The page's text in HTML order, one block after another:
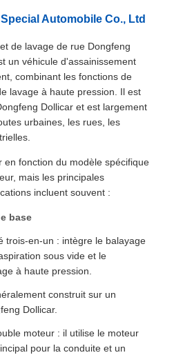
Automobile Co., Ltd
de lavage de rue Dongfeng
un véhicule d'assainissement
combinant les fonctions de
lavage à haute pression. Il est
Dollicar et est largement
urbaines, les rues, les
en fonction du modèle spécifique
mais les principales
incluent souvent :
base
trois-en-un : intègre le balayage
sous vide et le
à haute pression.
construit sur un
Dollicar.
moteur : il utilise le moteur
pour la conduite et un